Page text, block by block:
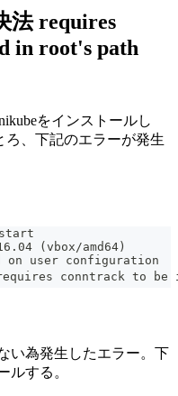
法 requires
in root's path
をインストールし
ろ、下記のエラーが発生
(vbox/amd64)
on user configuration
conntrack to
い為発生したエラー。下
ルする。